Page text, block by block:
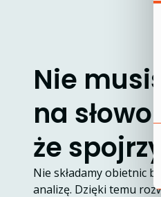
Nie
na
że
Nie składamy obietnic
analizę. Dzięki temu